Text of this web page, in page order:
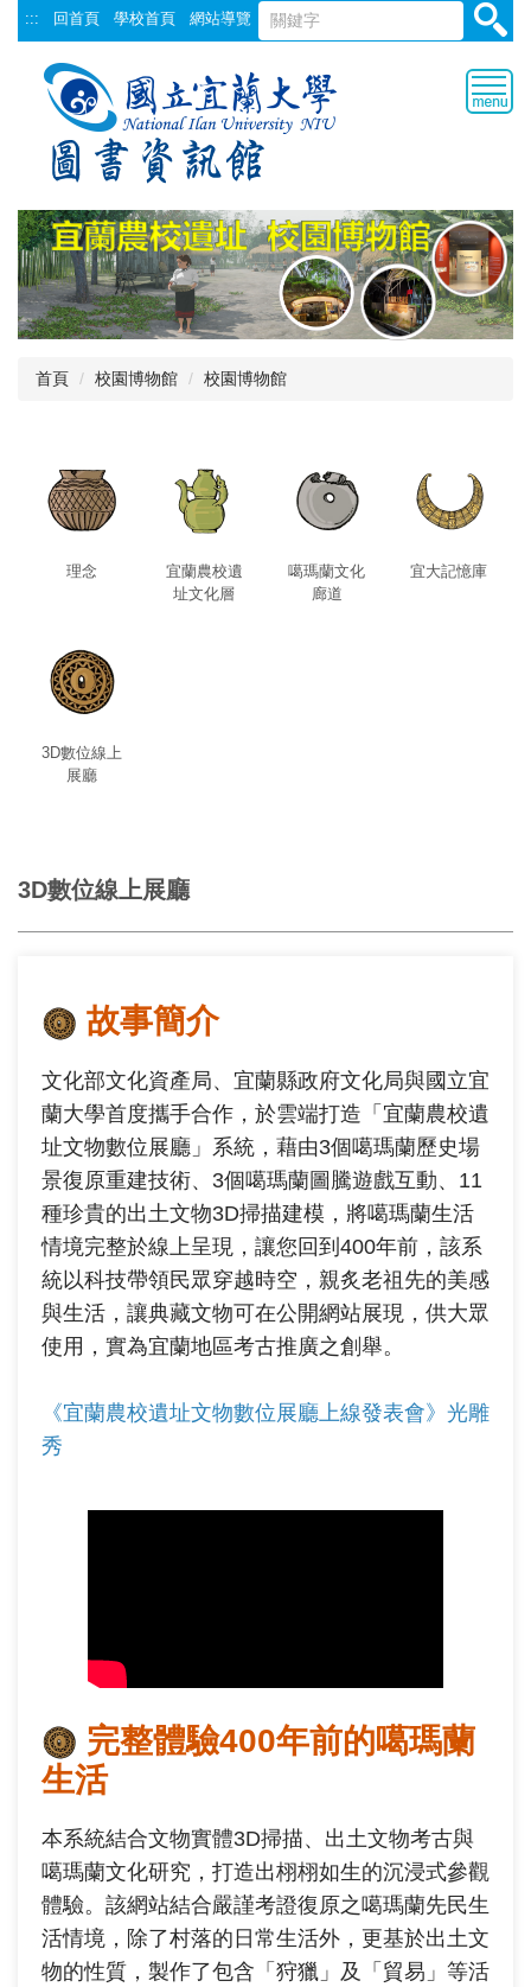
跳
到
::: 回首頁 學校首頁 網站導覽
首頁 校園博物館 校園博物館
理念
宜蘭農校遺
址文化層
噶瑪蘭文化
廊道
宜大記憶庫
3D數位線上
展廳
3D數位線上展廳
故事簡介
文化部文化資產局、宜蘭縣政府文化局與國立宜
蘭大學首度攜手合作，於雲端打造「宜蘭農校遺
址文物數位展廳」系統，藉由3個噶瑪蘭歷史場
景復原重建技術、3個噶瑪蘭圖騰遊戲互動、11
種珍貴的出土文物3D掃描建模，將噶瑪蘭生活
情境完整於線上呈現，讓您回到400年前，該系
統以科技帶領民眾穿越時空，親炙老祖先的美感
與生活，讓典藏文物可在公開網站展現，供大眾
使用，實為宜蘭地區考古推廣之創舉。
《宜蘭農校遺址文物數位展廳上線發表會》光雕
秀
完整體驗400年前的噶瑪蘭
生活
本系統結合文物實體3D掃描、出土文物考古與
噶瑪蘭文化研究，打造出栩栩如生的沉浸式參觀
體驗。該網站結合嚴謹考證復原之噶瑪蘭先民生
活情境，除了村落的日常生活外，更基於出土文
物的性質，製作了包含「狩獵」及「貿易」等活